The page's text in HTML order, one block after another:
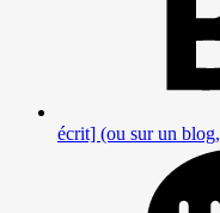
écrit] (ou sur un